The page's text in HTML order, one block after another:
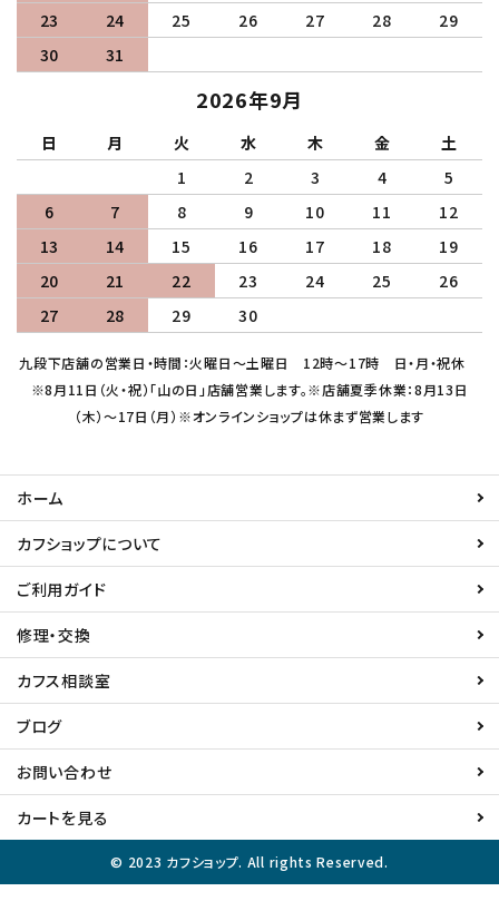
23
24 25 26 27 28
29
30
31
2026年9月
日 月 火 水 木 金
土
1
2 3 4
5
6
7 8 9 10 11
12
13
14 15 16 17 18
19
20
21 22 23 24 25
26
27
28 29 30
九段下店舗の営業日・時間：火曜日～土曜日 12時～17時 日・月・祝休
※8月11日（火・祝）「山の日」店舗営業します。※店舗夏季休業：8月13日
（木）～17日（月）※オンラインショップは休まず営業します
ホーム
カフショップについて
ご利用ガイド
修理・交換
カフス相談室
ブログ
お問い合わせ
カートを見る
© 2023 カフショップ. All rights Reserved.